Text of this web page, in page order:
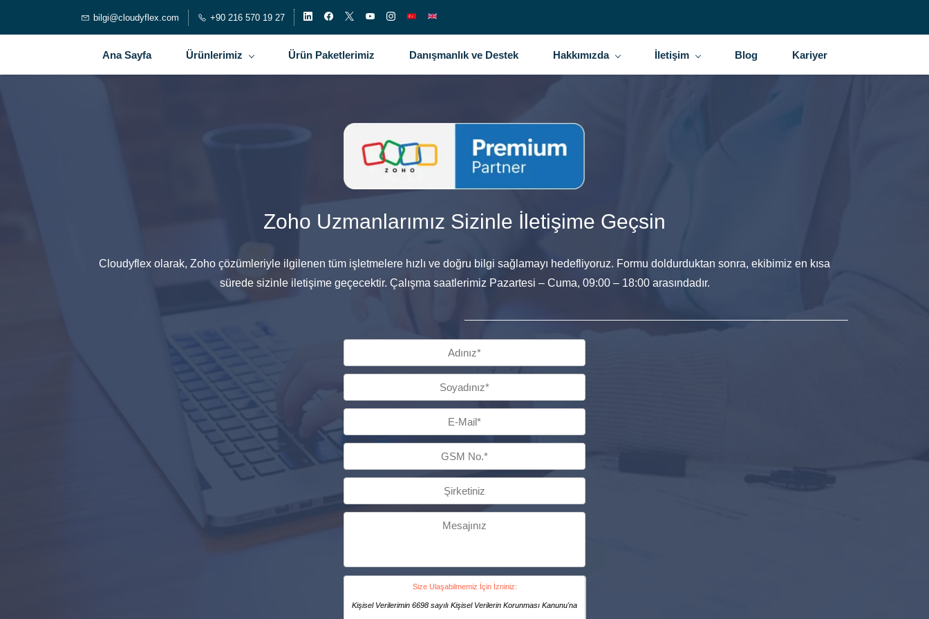
bilgi@cloudyflex.com +90 216 570 19 27
Ana Sayfa Ürünlerimiz Ürün Paketlerimiz Danışmanlık ve Destek Hakkımızda İletişim Blog Kariyer
Zoho Uzmanlarımız Sizinle İletişime Geçsin
Cloudyflex olarak, Zoho çözümleriyle ilgilenen tüm işletmelere hızlı ve doğru bilgi sağlamayı hedefliyoruz. Formu doldurduktan sonra, ekibimiz en kısa
sürede sizinle iletişime geçecektir. Çalışma saatlerimiz Pazartesi – Cuma, 09:00 – 18:00 arasındadır.
Size Ulaşabilmemiz İçin İzniniz:
Kişisel Verilerimin 6698 sayılı Kişisel Verilerin Korunması Kanunu'na